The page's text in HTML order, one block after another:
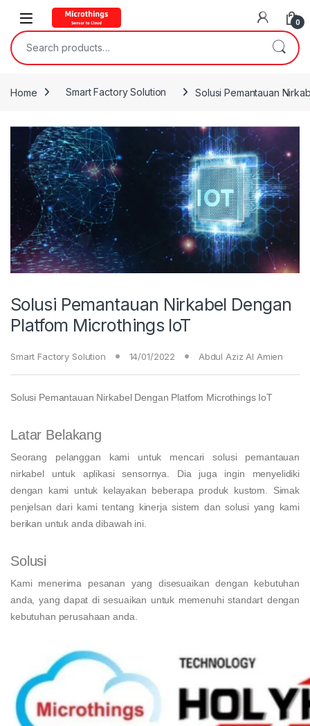
Open 0
Search for:
Home Smart Factory Solution Solusi Pemantauan
Solusi Pemantauan Nirkabel Dengan
Platfom Microthings IoT
Smart Factory Solution 14/01/2022 Abdul Aziz Al Amien
Solusi Pemantauan Nirkabel Dengan Platfom Microthings IoT
Latar Belakang
Seorang pelanggan kami untuk mencari solusi pemantauan
nirkabel untuk aplikasi sensornya. Dia juga ingin menyelidiki
dengan kami untuk kelayakan beberapa produk kustom. Simak
penjelsan dari kami tentang kinerja sistem dan solusi yang kami
berikan untuk anda dibawah ini.
Solusi
Kami menerima pesanan yang disesuaikan dengan kebutuhan
anda, yang dapat di sesuaikan untuk memenuhi standart dengan
kebutuhan perusahaan anda.